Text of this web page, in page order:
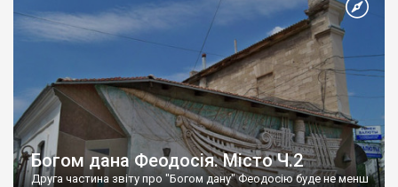
Богом дана Феодосія. Місто Ч.2
Друга частина звіту про "Богом дану" Феодосію буде не менш